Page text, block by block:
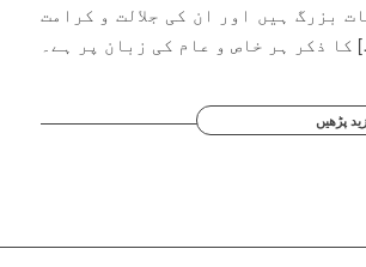
بزرگ ہیں اور ان کی جلالت و کرامت
[…]
پڑھیں